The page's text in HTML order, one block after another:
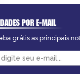
POR E-MAIL
grátis as principais